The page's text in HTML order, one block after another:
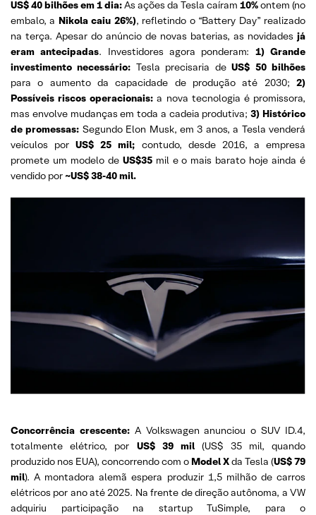
US$ 40 bilhões em 1 dia:As ações da Tesla caíram 10%ontem (no
embalo, a Nikola caiu 26%), refletindo o “Battery Day” realizado
na terça. Apesar do anúncio de novas baterias, as novidades já
eram antecipadas. Investidores agora ponderam: 1) Grande
investimento necessário: Tesla precisaria deUS$ 50 bilhões
para o aumento da capacidade de produção até 2030; 2)
Possíveis riscos operacionais:a nova tecnologia é promissora,
mas envolve mudanças em toda a cadeia produtiva;3) Histórico
de promessas: Segundo Elon Musk, em 3 anos, a Tesla venderá
veículos porUS$ 25 mil; contudo, desde 2016, a empresa
promete um modelo de US$35mil e o mais barato hoje ainda é
vendido por ~US$ 38-40 mil.
Concorrência crescente: A Volkswagen anunciou o SUV ID.4,
totalmente elétrico, por US$ 39 mil (US$ 35 mil, quando
produzido nos EUA), concorrendo com o Model Xda Tesla (US$ 79
mil). A montadora alemã espera produzir 1,5 milhão de carros
elétricos por ano até 2025. Na frente de direção autônoma, a VW
adquiriu participação na startup TuSimple, para o